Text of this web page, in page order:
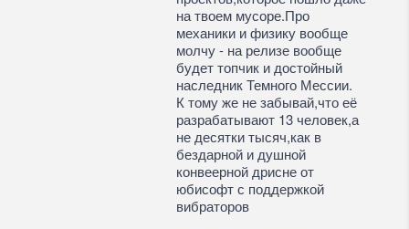
на твоем мусоре.Про
механики и физику вообще
молчу - на релизе вообще
будет топчик и достойный
наследник Темного Мессии.
К тому же не забывай,что её
разрабатывают 13 человек,а
не десятки тысяч,как в
бездарной и душной
конвеерной дрисне от
юбисофт с поддержкой
вибраторов